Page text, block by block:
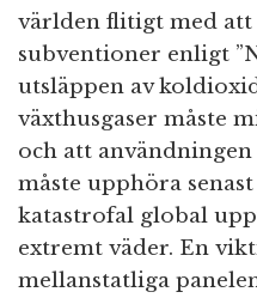
världen flitigt med
subventioner enligt
utsläppen av
växthusgaser måste
och att
måste upphöra
katastrofal global
extremt väder. En
mellanstatliga